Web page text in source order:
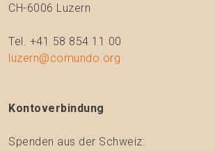
CH-6006 Luzern
Tel. +41 58 854 11 00
luzern@comundo.org
Kontoverbindung
Spenden aus der Schweiz: